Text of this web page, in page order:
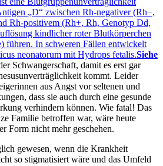
D
zwischen Rh-negativer (Rh−,
Rh-positivem (Rh+, Rh, Genotyp Dd,
kindlicher roter Blutkörperchen
führen. In schweren Fällen entwickelt
neonatorum mit Hydrops fetalis.Siehe
Schwangerschaft, damit es erst gar
kommt. Leider
aus Angst vor seltenen und
dass sie auch durch eine gesunde
verhindern können. Wie fatal! Das
Familie betroffen war, wäre heute
Form nicht mehr geschehen.
gewesen, wenn die Krankheit
so stigmatisiert wäre und das Umfeld